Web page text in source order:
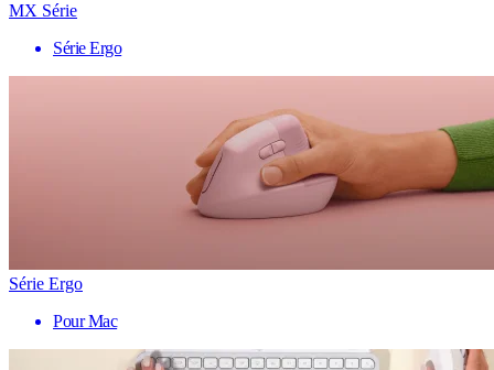
MX Série
Série Ergo
Série Ergo
Pour Mac